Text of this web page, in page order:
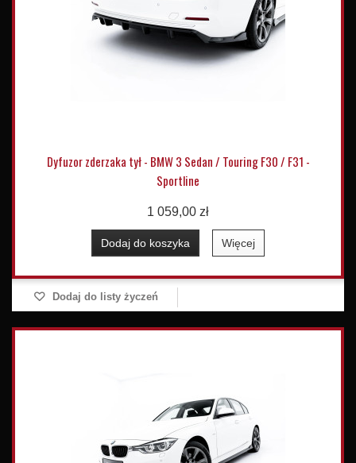
Dyfuzor zderzaka tył - BMW 3 Sedan / Touring F30 / F31 -
Sportline
1 059,00 zł
Dodaj do koszyka Więcej
Dodaj do listy życzeń